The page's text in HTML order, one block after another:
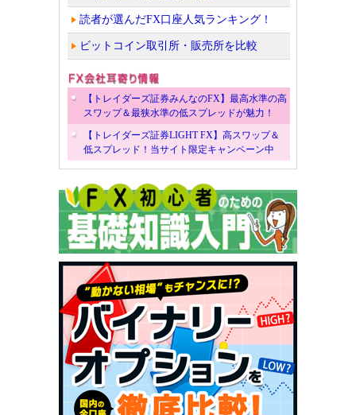
読者が選んだFX口座人気ランキング！
ビットコイン取引所・販売所を比較
【トレイダーズ証券みんなのFX】最高水準の高
スワップ＆最狭水準の低スプレッドが魅力！
【トレイダーズ証券LIGHT FX】高スワップ＆
低スプレッド！当サイト限定キャンペーン中